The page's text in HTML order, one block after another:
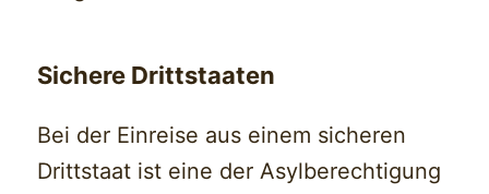
Sichere Drittstaaten
Bei der Einreise aus einem sicheren
Drittstaat ist eine der Asylberechtigung